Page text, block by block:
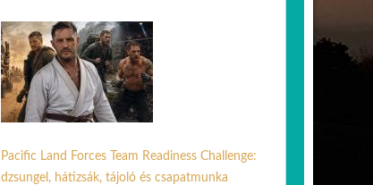
Pacific Land Forces Team Readiness Challenge:
dzsungel, hátizsák, tájoló és csapatmunka